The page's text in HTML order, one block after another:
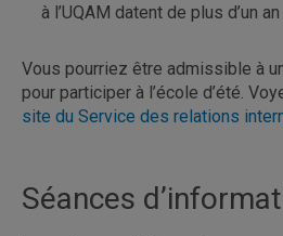
à l’UQAM datent de plus d’un an
Vous pourriez être admissible à
pour participer à l’école d’été.
site du Service des relations
Séances